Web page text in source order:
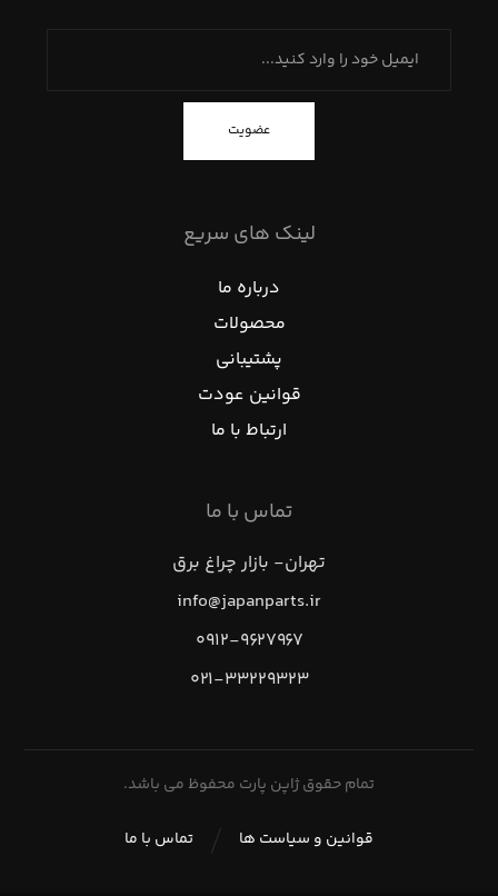
عضویت
لینک های سریع
درباره ما
محصولات
پشتیبانی
قوانین عودت
ارتباط با ما
تماس با ما
تهران- بازار چراغ برق
info@japanparts.ir
۰۹۱۲-۹۶۲۷۹۶۷
۰۲۱-۳۳۲۲۹۳۲۳
تمام حقوق ژاپن پارت محفوظ می باشد.
تماس با ما قوانین و سیاست ها